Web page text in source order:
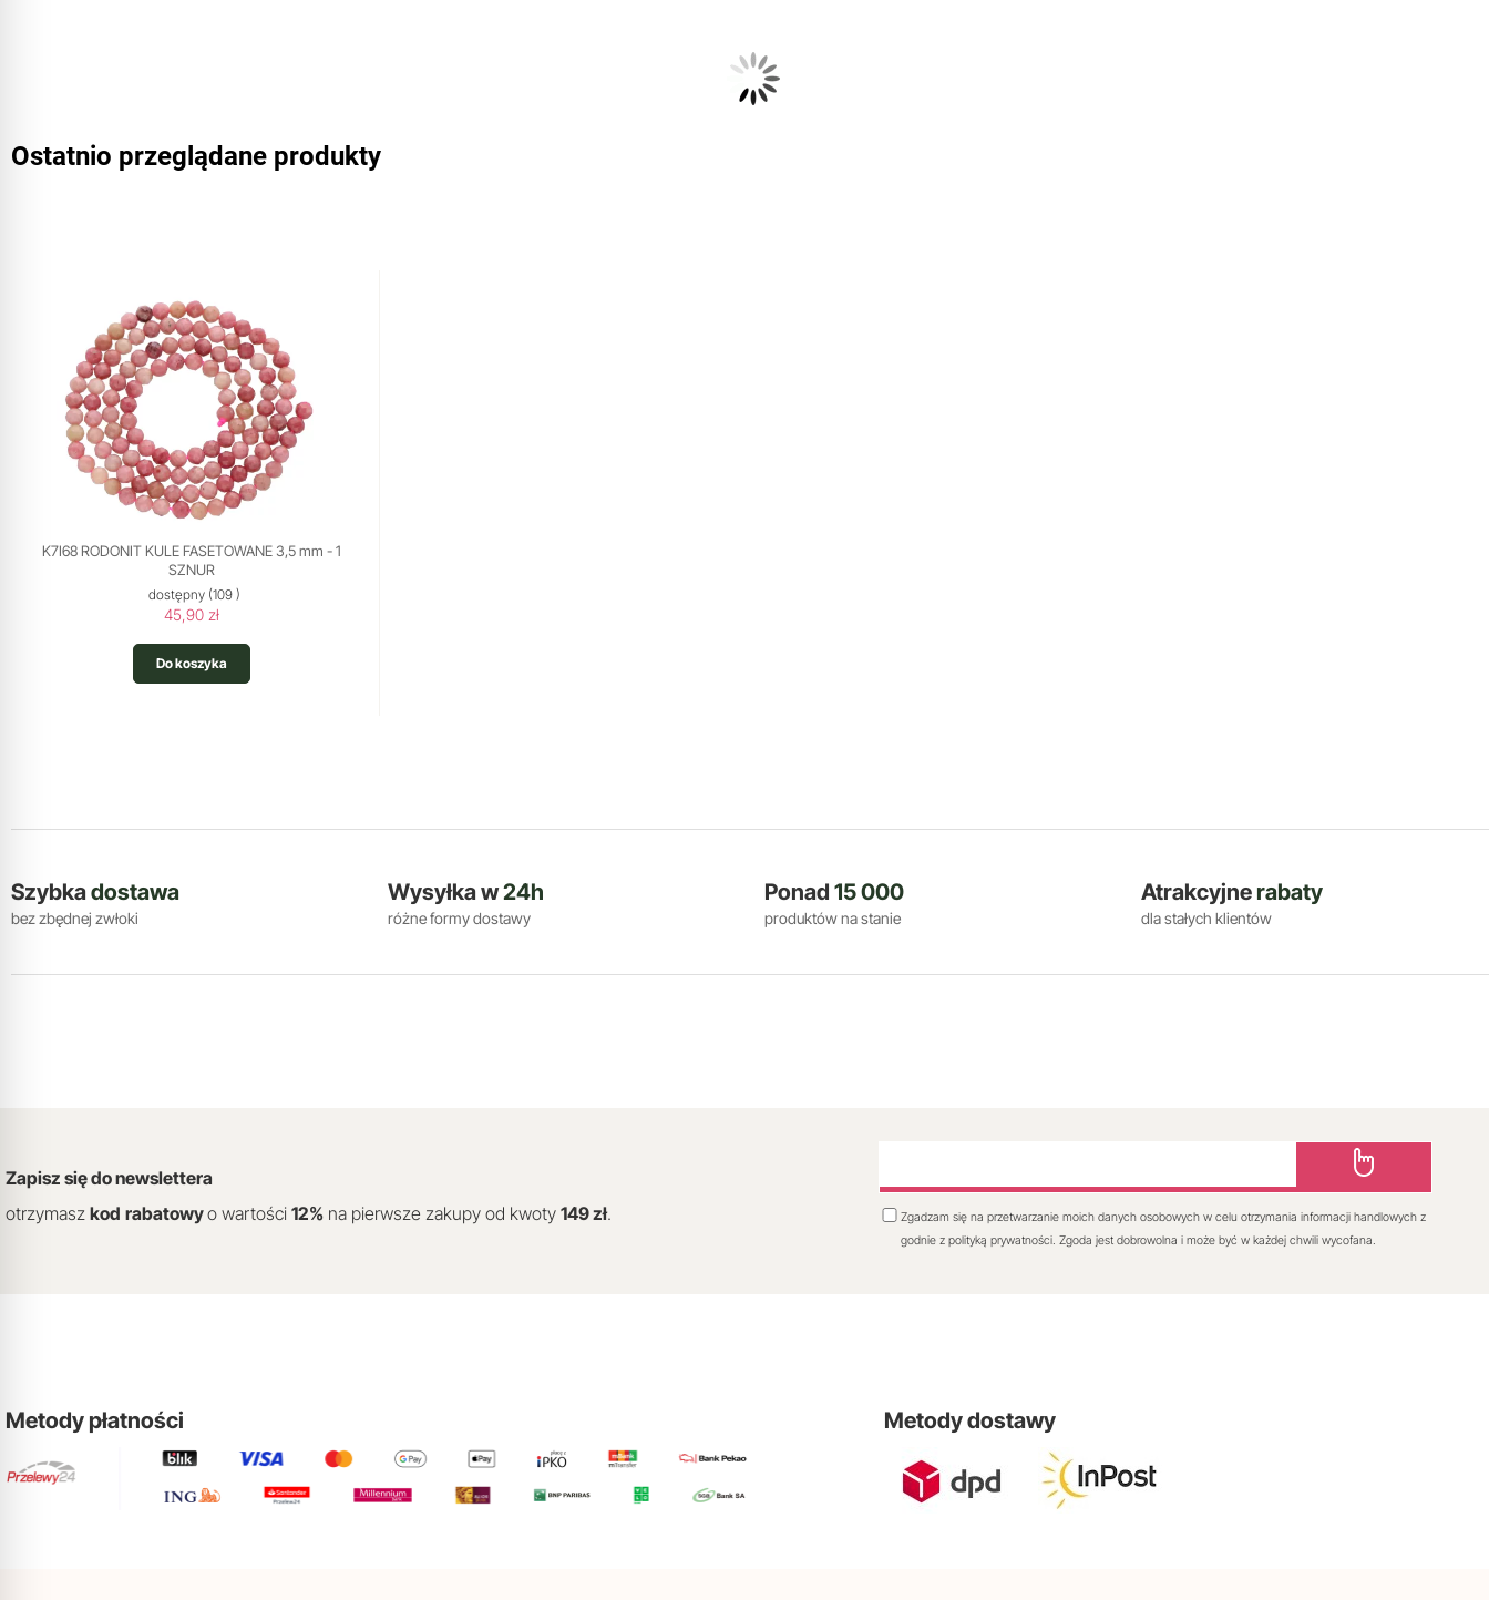
Ostatnio przeglądane produkty
K7I68 RODONIT KULE FASETOWANE 3,5 mm - 1
SZNUR
dostępny (109 )
45,90 zł
Do koszyka
Szybkadostawa
bez zbędnej zwłoki
Wysyłka w24h
różne formy dostawy
Ponad 15 000
produktów na stanie
Atrakcyjnerabaty
dla stałych klientów
Zapisz się do newslettera
otrzymasz kod rabatowyo wartości 12% na pierwsze zakupy od kwoty 149 zł.
Zgadzam się na przetwarzanie moich danych osobowych w celu otrzymania informacji handlowych z
godnie z polityką prywatności. Zgoda jest dobrowolna i może być w każdej chwili wycofana.
Metody płatności Metody dostawy